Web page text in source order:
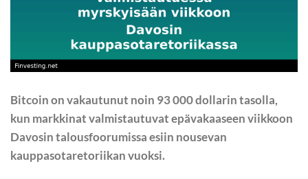
Bitcoin on vakautunut noin 93 000 dollarin tasolla,
kun markkinat valmistautuvat epävakaaseen viikkoon
Davosin talousfoorumissa esiin nousevan
kauppasotaretoriikan vuoksi.